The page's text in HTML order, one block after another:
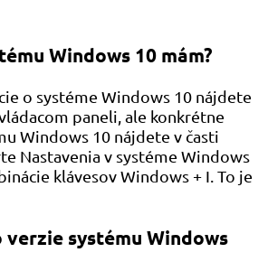
Windows 10 mám?
o systéme Windows 10 nájdete
paneli, ale konkrétne
Windows 10 nájdete v časti
Nastavenia v systéme Windows
klávesov Windows + I. To je
systému Windows